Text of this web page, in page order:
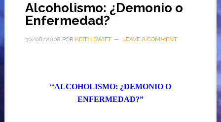
Alcoholismo: ¿Demonio o
Enfermedad?
30/08/2008 POR KEITH SWIFT LEAVE A COMMENT
‘‘ALCOHOLISMO: ¿DEMONIO O
ENFERMEDAD?”